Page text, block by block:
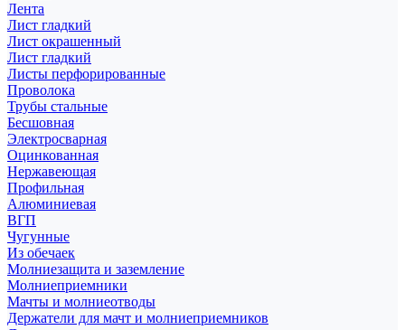
Лента
Лист гладкий
Лист окрашенный
Лист гладкий
Листы перфорированные
Проволока
Трубы стальные
Бесшовная
Электросварная
Оцинкованная
Нержавеющая
Профильная
Алюминиевая
ВГП
Чугунные
Из обечаек
Молниезащита и заземление
Молниеприемники
Мачты и молниеотводы
Держатели для мачт и молниеприемников